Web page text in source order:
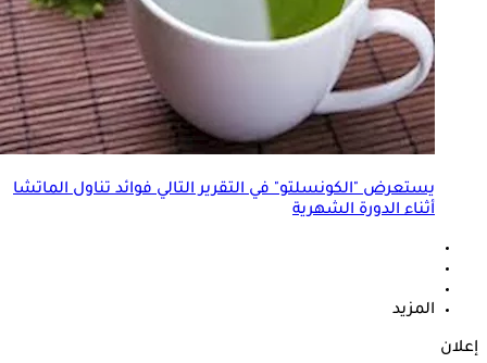
يستعرض "الكونسلتو" في التقرير التالي فوائد تناول الماتشا
أثناء الدورة الشهرية
المزيد
إعلان